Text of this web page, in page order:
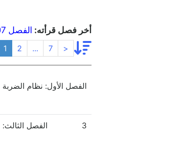
أخر فصل قرأته: الفصل 307: مفاجأة أيدن
1 2 ... 7 >
3 الفصل